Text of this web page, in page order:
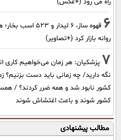
6
قهوه ساز، 6
روانه بازار کرد (+تصاویر)
7 پزشکیان: هر زمان می‌خواهیم کاری
نگه دارید/ چه زمانی باید دست بزنیم؟
کشور نابود شد و همه ضرر کردند؟ /
کشور شوند و باعث اغتشاش شوند
مطالب پیشنهادی